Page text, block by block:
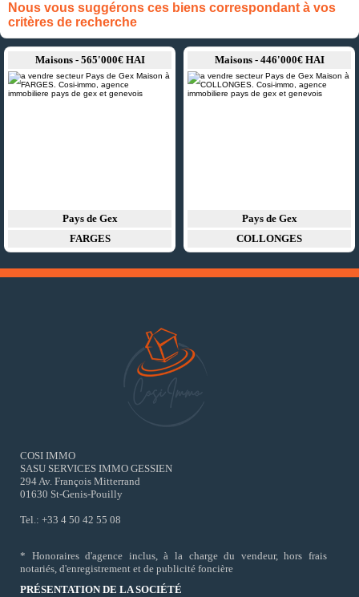
Nous vous suggérons ces biens correspondant à vos
critères de recherche
Maisons - 565'000€ HAI
Pays de Gex
FARGES
Maisons - 446'000€ HAI
Pays de Gex
COLLONGES
COSI IMMO
SASU SERVICES IMMO GESSIEN
294 Av. François Mitterrand
01630 St-Genis-Pouilly
Tel.: +33 4 50 42 55 08
* Honoraires d'agence inclus, à la charge du vendeur, hors frais
notariés, d'enregistrement et de publicité foncière
PRÉSENTATION DE LA SOCIÉTÉ